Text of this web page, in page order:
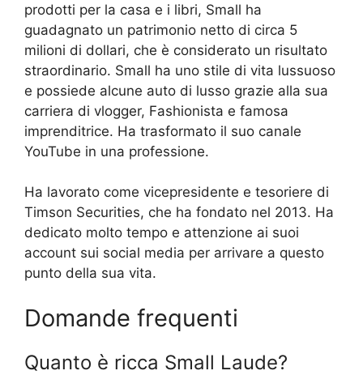
prodotti per la casa e i libri, Small ha
guadagnato un patrimonio netto di circa 5
milioni di dollari, che è considerato un risultato
straordinario. Small ha uno stile di vita lussuoso
e possiede alcune auto di lusso grazie alla sua
carriera di vlogger, Fashionista e famosa
imprenditrice. Ha trasformato il suo canale
YouTube in una professione.
Ha lavorato come vicepresidente e tesoriere di
Timson Securities, che ha fondato nel 2013. Ha
dedicato molto tempo e attenzione ai suoi
account sui social media per arrivare a questo
punto della sua vita.
Domande frequenti
Quanto è ricca Small Laude?